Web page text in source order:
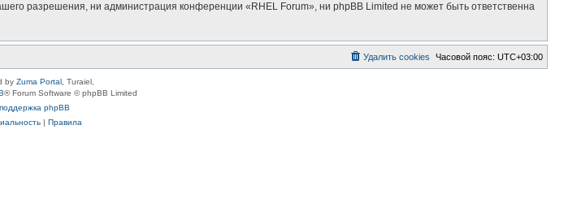
разрешения, ни администрация конференции «RHEL Forum», ни phpBB Limited не может быть ответственна
Часовой пояс: UTC+03:00
Удалить cookies
by Zuma Portal , Turaiel,
® Forum Software © phpBB Limited
phpBB
| Правила